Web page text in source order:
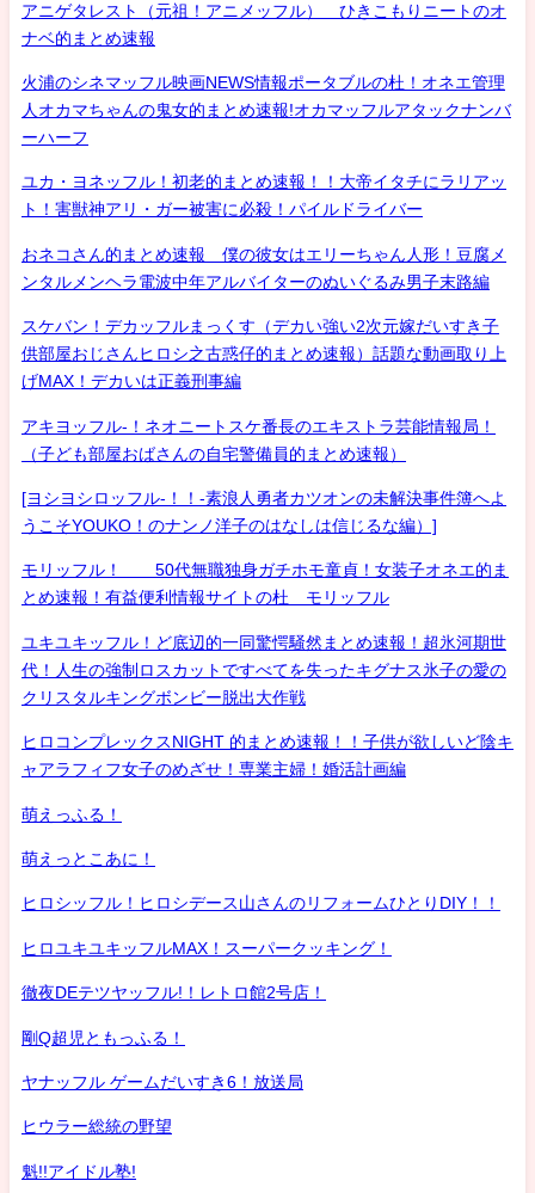
アニゲタレスト（元祖！アニメッフル） ひきこもりニートのオ
ナベ的まとめ速報
火浦のシネマッフル映画NEWS情報ポータブルの杜！オネエ管理
人オカマちゃんの鬼女的まとめ速報!オカマッフルアタックナンバ
ーハーフ
ユカ・ヨネッフル！初老的まとめ速報！！大帝イタチにラリアッ
ト！害獣神アリ・ガー被害に必殺！パイルドライバー
おネコさん的まとめ速報 僕の彼女はエリーちゃん人形！豆腐メ
ンタルメンヘラ電波中年アルバイターのぬいぐるみ男子末路編
スケバン！デカッフルまっくす（デカい強い2次元嫁だいすき子
供部屋おじさんヒロシ之古惑仔的まとめ速報）話題な動画取り上
げMAX！デカいは正義刑事編
アキヨッフル-！ネオニートスケ番長のエキストラ芸能情報局！
（子ども部屋おばさんの自宅警備員的まとめ速報）
[ヨシヨシロッフル-！！-素浪人勇者カツオンの未解決事件簿へよ
うこそYOUKO！のナンノ洋子のはなしは信じるな編）]
モリッフル！ 50代無職独身ガチホモ童貞！女装子オネエ的ま
とめ速報！有益便利情報サイトの杜 モリッフル
ユキユキッフル！ど底辺的一同驚愕騒然まとめ速報！超氷河期世
代！人生の強制ロスカットですべてを失ったキグナス氷子の愛の
クリスタルキングボンビー脱出大作戦
ヒロコンプレックスNIGHT 的まとめ速報！！子供が欲しいど陰キ
ャアラフィフ女子のめざせ！専業主婦！婚活計画編
萌えっふる！
萌えっとこあに！
ヒロシッフル！ヒロシデース山さんのリフォームひとりDIY！！
ヒロユキユキッフルMAX！スーパークッキング！
徹夜DEテツヤッフル!！レトロ館2号店！
剛Q超児ともっふる！
ヤナッフル ゲームだいすき6！放送局
ヒウラー総統の野望
魁!!アイドル塾!